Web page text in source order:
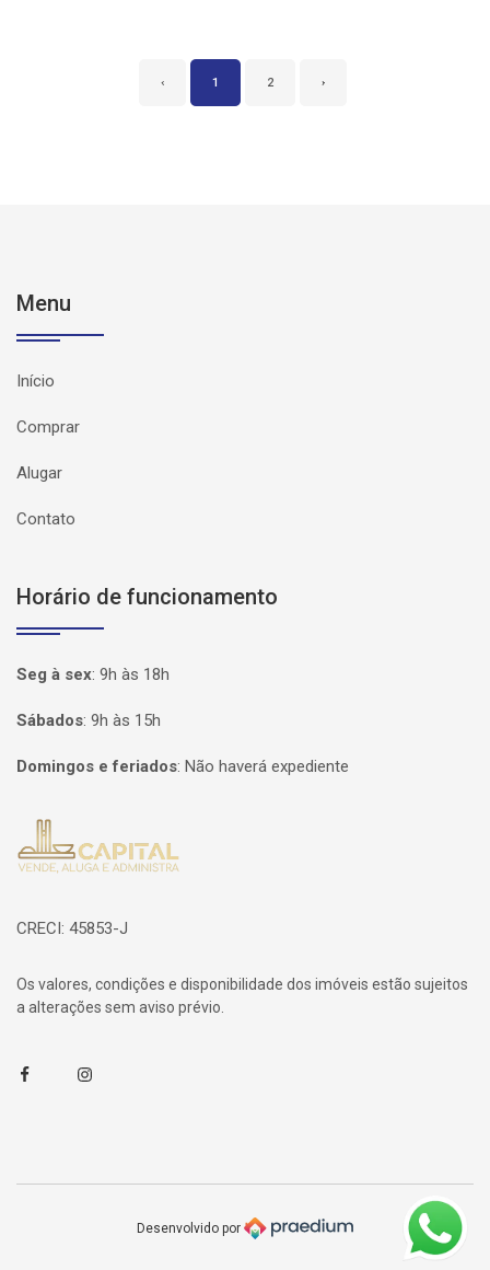
‹ 1 2 ›
Menu
Início
Comprar
Alugar
Contato
Horário de funcionamento
Seg à sex: 9h às 18h
Sábados: 9h às 15h
Domingos e feriados: Não haverá expediente
Página inicial
CRECI: 45853-J
Os valores, condições e disponibilidade dos imóveis estão sujeitos
a alterações sem aviso prévio.
FacebookInstagram
Desenvolvido por